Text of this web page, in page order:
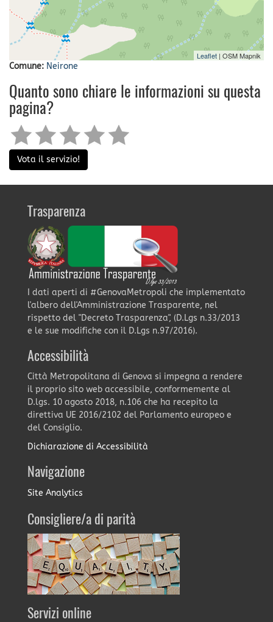
Leaflet | OSM Mapnik
Comune: Neirone
Quanto sono chiare le informazioni su questa
pagina?
Vota il servizio!
Trasparenza
I dati aperti di #GenovaMetropoli che implementato
l'albero dell'Amministrazione Trasparente, nel
rispetto del "Decreto Trasparenza", (D.Lgs n.33/2013
e le sue modifiche con il D.Lgs n.97/2016).
Accessibilità
Città Metropolitana di Genova si impegna a rendere
il proprio sito web accessibile, conformemente al
D.lgs. 10 agosto 2018, n.106 che ha recepito la
direttiva UE 2016/2102 del Parlamento europeo e
del Consiglio.
Dichiarazione di Accessibilità
Navigazione
Site Analytics
Consigliere/a di parità
Servizi online